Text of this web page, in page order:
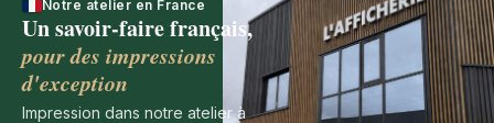
Notre atelier en France
Un savoir-faire français,
pour des impressions
d'exception
Impression dans notre atelier à